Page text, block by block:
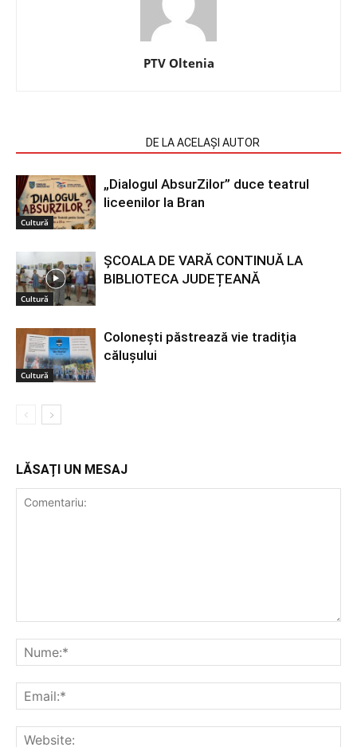
PTV Oltenia
DE LA ACELAȘI AUTOR
Cultură
„Dialogul AbsurZilor” duce teatrul
liceenilor la Bran
Cultură
ȘCOALA DE VARĂ CONTINUĂ LA
BIBLIOTECA JUDEȚEANĂ
Cultură
Colonești păstrează vie tradiția
călușului
LĂSAȚI UN MESAJ